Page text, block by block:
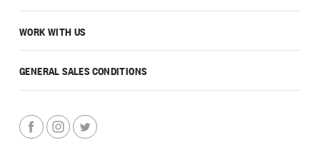
WORK WITH US
GENERAL SALES CONDITIONS